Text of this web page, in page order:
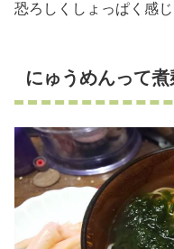
恐ろしくしょっぱく感じ
にゅうめんって